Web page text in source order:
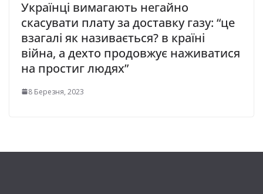
Українці вимагають негайно
скасувати плату за доставку газу: “це
взагалі як називається? в країні
війна, а дехто продовжує наживатися
на простиг людях”
8 Березня, 2023